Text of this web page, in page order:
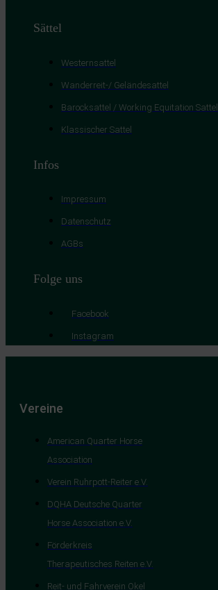
Sättel
Westernsattel
Wanderreit-/ Geländesattel
Barocksattel / Working Equitation Sattel
Klassischer Sattel
Infos
Impressum
Datenschutz
AGBs
Folge uns
Facebook
Instagram
Vereine
American Quarter Horse
Association
Verein Ruhrpott-Reiter e.V.
DQHA Deutsche Quarter
Horse Association e.V.
Förderkreis
Therapeutisches Reiten e.V.
Reit- und Fahrverein Okel